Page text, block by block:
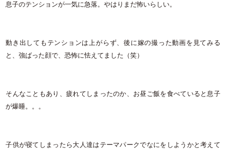
息子のテンションが一気に急落。やはりまだ怖いらしい。
動き出してもテンションは上がらず、後に嫁の撮った動画を見てみる
と、強ばった顔で、恐怖に怯えてました（笑）
そんなこともあり、疲れてしまったのか、お昼ご飯を食べていると息子
が爆睡。。。
子供が寝てしまったら大人達はテーマパークでなにをしようかと考えて